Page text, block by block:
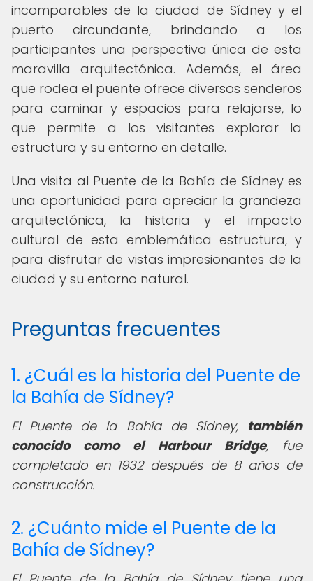
incomparables de la ciudad de Sídney y el
puerto circundante, brindando a los
participantes una perspectiva única de esta
maravilla arquitectónica. Además, el área
que rodea el puente ofrece diversos senderos
para caminar y espacios para relajarse, lo
que permite a los visitantes explorar la
estructura y su entorno en detalle.
Una visita al Puente de la Bahía de Sídney es
una oportunidad para apreciar la grandeza
arquitectónica, la historia y el impacto
cultural de esta emblemática estructura, y
para disfrutar de vistas impresionantes de la
ciudad y su entorno natural.
Preguntas frecuentes
1. ¿Cuál es la historia del Puente de
la Bahía de Sídney?
El Puente de la Bahía de Sídney, también
conocido como el Harbour Bridge, fue
completado en 1932 después de 8 años de
construcción.
2. ¿Cuánto mide el Puente de la
Bahía de Sídney?